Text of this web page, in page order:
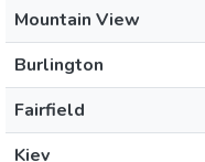
Mountain View
Burlington
Fairfield
Kiev